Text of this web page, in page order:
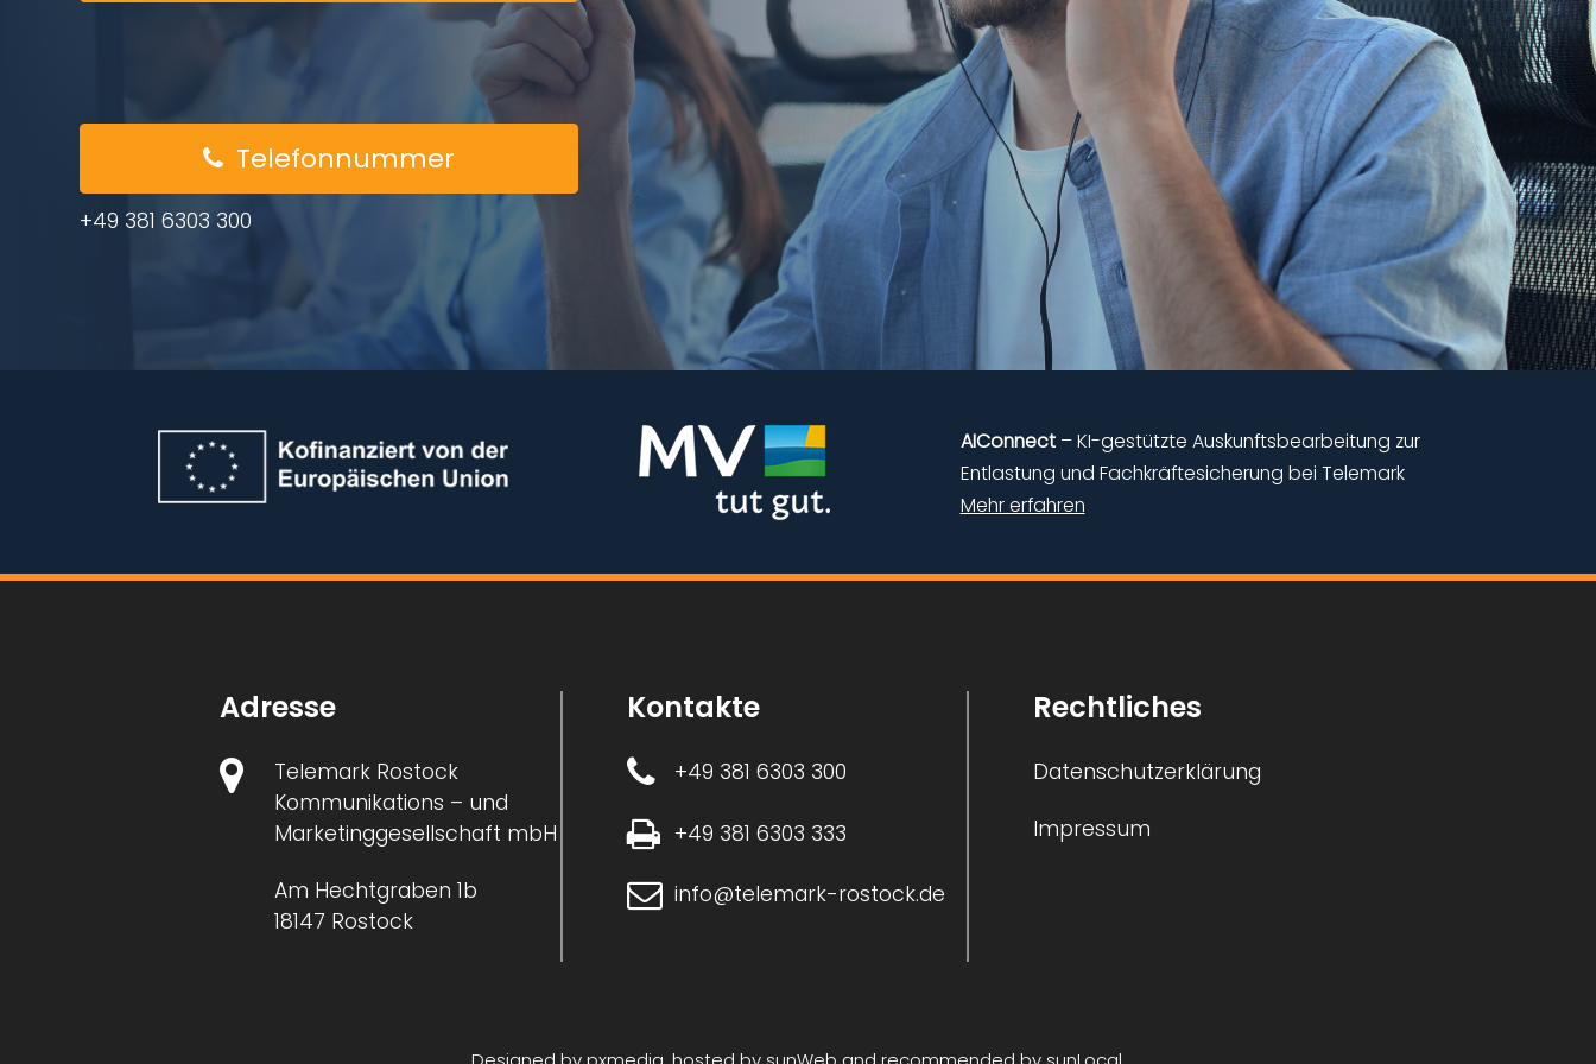
Telefonnummer
+49 381 6303 300
AIConnect– KI-gestützte Auskunftsbearbeitung zur
Entlastung und Fachkräftesicherung bei Telemark
Mehr erfahren
Adresse
Telemark Rostock
Kommunikations – und
Marketinggesellschaft mbH
Am Hechtgraben 1b
18147 Rostock
Kontakte
+49 381 6303 300
+49 381 6303 333
info@telemark-rostock.de
Rechtliches
Datenschutzerklärung
Impressum